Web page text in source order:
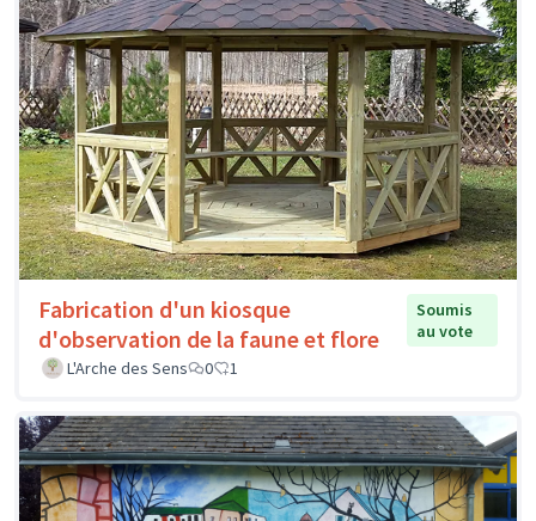
Fabrication d'un kiosque
d'observation de la faune et flore
Soumis
au vote
L'Arche des Sens
0 1